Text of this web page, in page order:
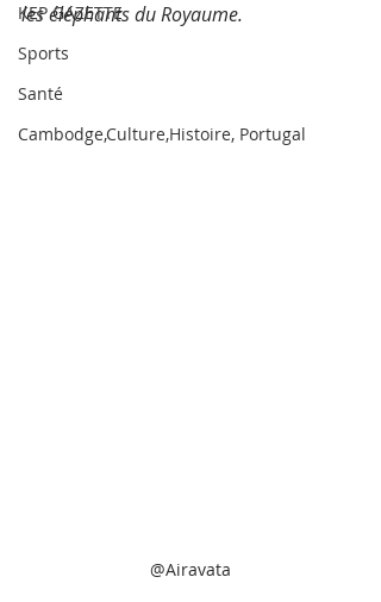
KEP GAZETTE
Sports
Santé
Cambodge,Culture,Histoire, Portugal
les éléphants du Royaume.
@Airavata